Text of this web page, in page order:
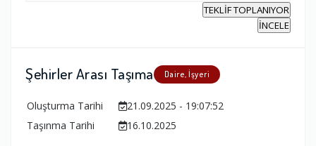
TEKLİF TOPLANIYOR
İNCELE
Şehirler Arası Taşıma Daire, İşyeri
Oluşturma Tarihi
21.09.2025 - 19:07:52
Taşınma Tarihi
16.10.2025